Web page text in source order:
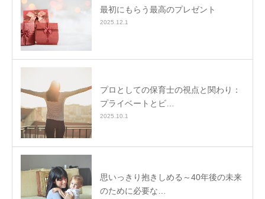
最初にもらう最高のプレゼント
2025.12.1
プロとしての保育士の視点と関わり：
プライベートとビ…
2025.10.1
思いっきり抱きしめる～40年後の未来
のために必要な…